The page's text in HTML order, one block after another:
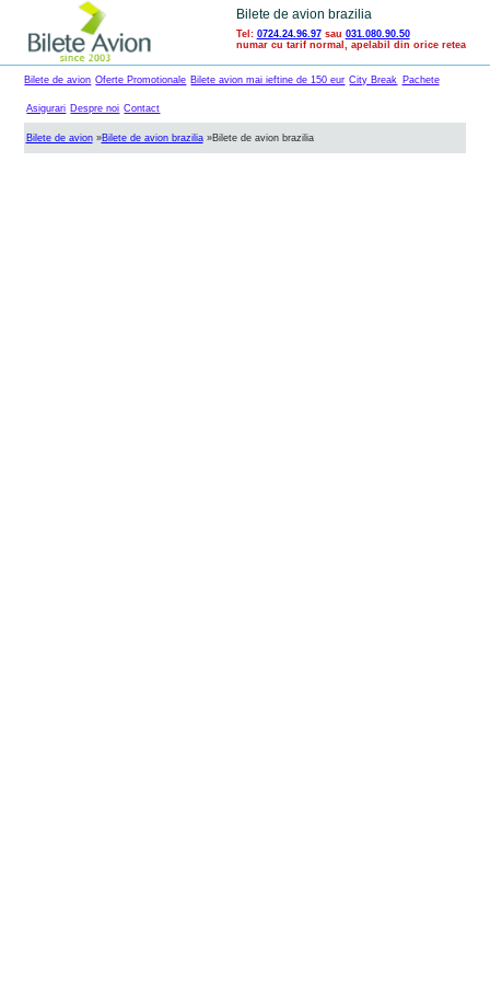
Bilete de avion brazilia
Tel: 0724.24.96.97sau 031.080.90.50
numar cu tarif normal, apelabil din orice retea
Bilete de avion Oferte Promotionale Bilete avion mai ieftine de 150 eur City Break Pachete
Asigurari Despre noi Contact
Bilete de avion»Bilete de avion brazilia»Bilete de avion brazilia